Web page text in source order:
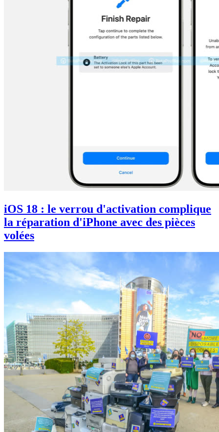
iOS 18 : le verrou d'activation complique
la réparation d'iPhone avec des pièces
volées